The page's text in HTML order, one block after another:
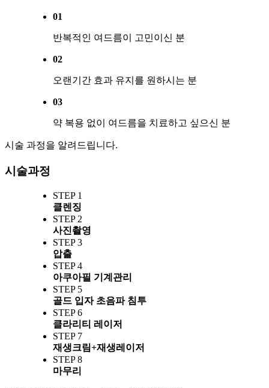
01
반복적인 여드름이 고민이신 분
02
오랜기간 효과 유지를 원하시는 분
03
약 복용 없이 여드름을 치료하고 싶으신 분
시술 과정을 알려드립니다.
시술과정
STEP 1
클렌징
STEP 2
사진촬영
STEP 3
압출
STEP 4
아쿠아필 기계관리
STEP 5
골드 입자 초음파 침투
STEP 6
클라리티 레이저
STEP 7
재생크림+재생레이저
STEP 8
마무리